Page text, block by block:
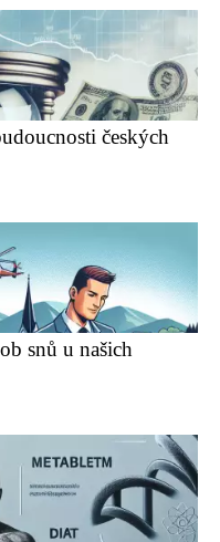
českých
snů u našich